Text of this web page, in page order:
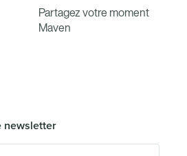
Partagez votre moment
Maven
newsletter